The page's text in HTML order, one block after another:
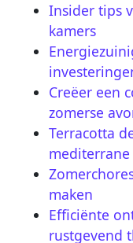
Insider tips
kamers
Creëer een
zomerse
Terracotta
maken
Efficiënte
rustgevend